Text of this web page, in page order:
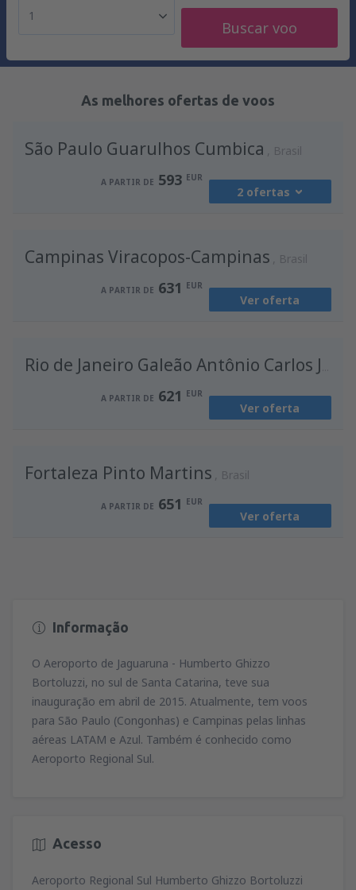
1
Buscar voo
As melhores ofertas de voos
São Paulo Guarulhos Cumbica Brasil
A PARTIR DE 593 EUR
2 ofertas
A PARTIR DE 593EUR
Porto, Francisco Sá Carneiro (OPO)
Campinas Viracopos-Campinas Brasil
A PARTIR DE 631 EUR
Ver oferta
A PARTIR DE 621 EUR
Ver oferta
Fortaleza Pinto Martins Brasil
A PARTIR DE 651 EUR
Ver oferta
Informação
O Aeroporto de Jaguaruna - Humberto Ghizzo
Bortoluzzi, no sul de Santa Catarina, teve sua
inauguração em abril de 2015. Atualmente, tem voos
para São Paulo (Congonhas) e Campinas pelas linhas
aéreas LATAM e Azul. Também é conhecido como
Aeroporto Regional Sul.
Acesso
Aeroporto Regional Sul Humberto Ghizzo Bortoluzzi